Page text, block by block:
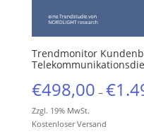
Trendmonitor
€498,00 – €
Zzgl. 19% MwSt.
Kostenloser Versand